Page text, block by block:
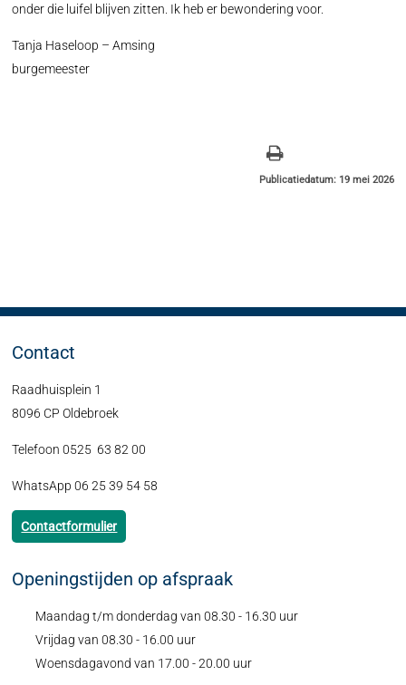
onder die luifel blijven zitten. Ik heb er bewondering voor.
Tanja Haseloop – Amsing
burgemeester
Publicatiedatum: 19 mei 2026
Contact
Raadhuisplein 1
8096 CP Oldebroek
Telefoon 0525 63 82 00
WhatsApp 06 25 39 54 58
Contactformulier
Openingstijden op afspraak
Maandag t/m donderdag van 08.30 - 16.30 uur
Vrijdag van 08.30 - 16.00 uur
Woensdagavond van 17.00 - 20.00 uur